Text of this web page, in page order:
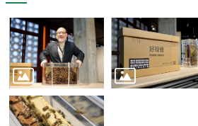
主
任
信
箱
回
首
頁
臺